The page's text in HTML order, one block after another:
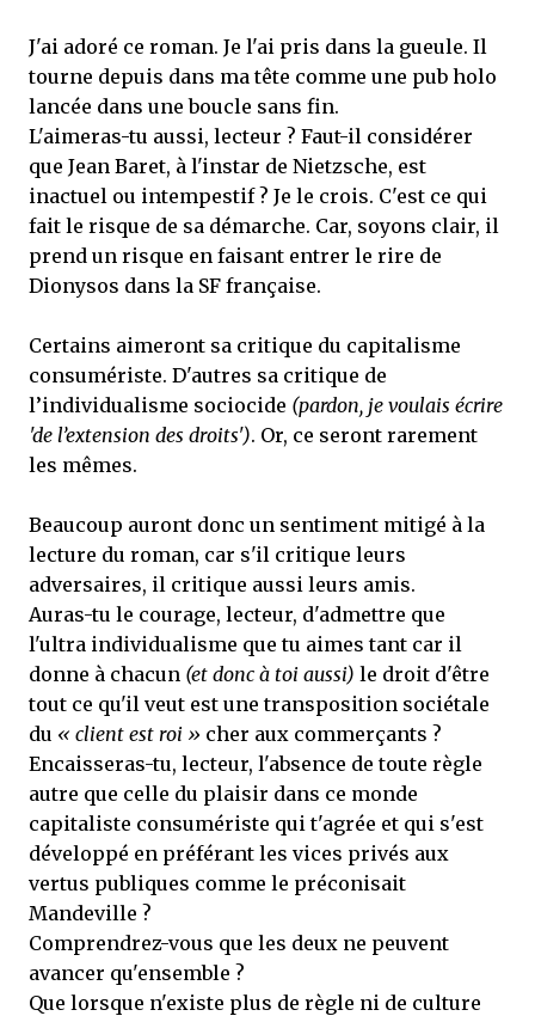
J'ai adoré ce roman. Je l'ai pris dans la gueule. Il
tourne depuis dans ma tête comme une pub holo
lancée dans une boucle sans fin.
L'aimeras-tu aussi, lecteur ? Faut-il considérer
que Jean Baret, à l'instar de Nietzsche, est
inactuel ou intempestif ? Je le crois. C'est ce qui
fait le risque de sa démarche. Car, soyons clair, il
prend un risque en faisant entrer le rire de
Dionysos dans la SF française.
Certains aimeront sa critique du capitalisme
consumériste. D'autres sa critique de
l’individualisme sociocide (pardon, je voulais écrire
'de l’extension des droits'). Or, ce seront rarement
les mêmes.
Beaucoup auront donc un sentiment mitigé à la
lecture du roman, car s'il critique leurs
adversaires, il critique aussi leurs amis.
Auras-tu le courage, lecteur, d'admettre que
l'ultra individualisme que tu aimes tant car il
donne à chacun (et donc à toi aussi) le droit d'être
tout ce qu'il veut est une transposition sociétale
du « client est roi » cher aux commerçants ?
Encaisseras-tu, lecteur, l'absence de toute règle
autre que celle du plaisir dans ce monde
capitaliste consumériste qui t'agrée et qui s'est
développé en préférant les vices privés aux
vertus publiques comme le préconisait
Mandeville ?
Comprendrez-vous que les deux ne peuvent
avancer qu'ensemble ?
Que lorsque n'existe plus de règle ni de culture